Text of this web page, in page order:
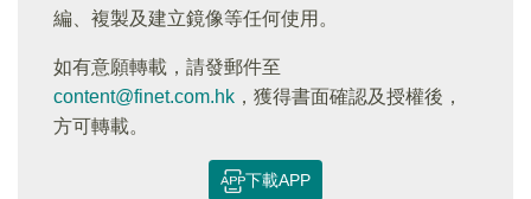
編、複製及建立鏡像等任何使用。
如有意願轉載，請發郵件至
content@finet.com.hk ，獲得書面確認及授權後，
方可轉載。
下載APP